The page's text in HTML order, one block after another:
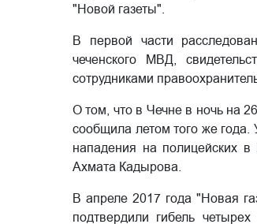
"Новой газеты".
В первой части
чеченского МВД,
сотрудниками
О том, что в Чечне в ночь на
сообщила летом того же
нападения на полицейских
Ахмата Кадырова.
В апреле 2017 года "Новая
подтвердили гибель